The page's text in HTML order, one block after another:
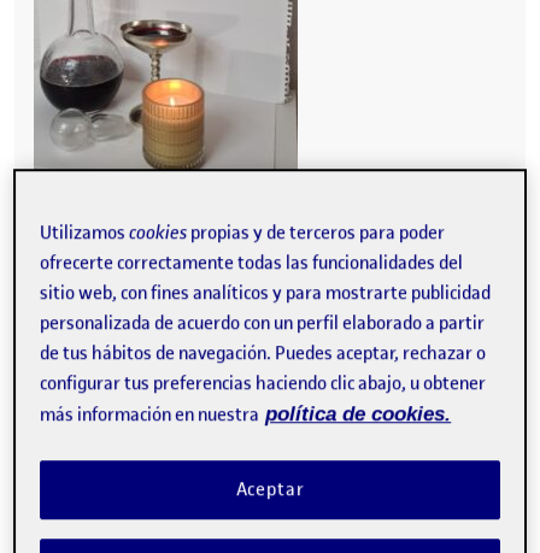
Utilizamoscookies propias y de terceros para poder
ofrecerte correctamente todas las funcionalidades del
sitio web, con fines analíticos y para mostrarte publicidad
personalizada de acuerdo con un perfil elaborado a partir
de tus hábitos de navegación. Puedes aceptar, rechazar o
configurar tus preferencias haciendo clic abajo, u obtener
más información en nuestra política de cookies.
Aceptar